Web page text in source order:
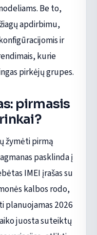
Be to,
apdirbimu,
ir
kurie
pirkėjų grupes.
pirmasis
žymėti pirmą
pasklinda į
IMEI įrašas su
kalbos rodo,
planuojamas 2026
juosta suteiktų